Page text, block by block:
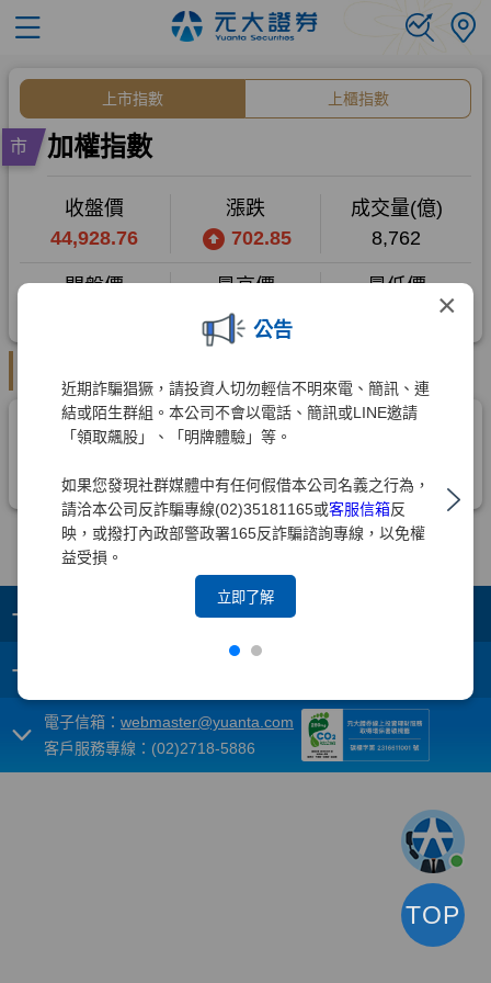
×
公告
近期詐騙猖獗，請投資人切勿輕信不明來電、簡訊、連
結或陌生群組。本公司不會以電話、簡訊或LINE邀請
「領取飆股」、「明牌體驗」等。
如果您發現社群媒體中有任何假借本公司名義之行為，
請洽本公司反詐騙專線(02)35181165或客服信箱反
映，或撥打內政部警政署165反詐騙諮詢專線，以免權
益受損。
立即了解
+
+
電子信箱： webmaster@yuanta.com
客戶服務專線：(02)2718-5886
TOP